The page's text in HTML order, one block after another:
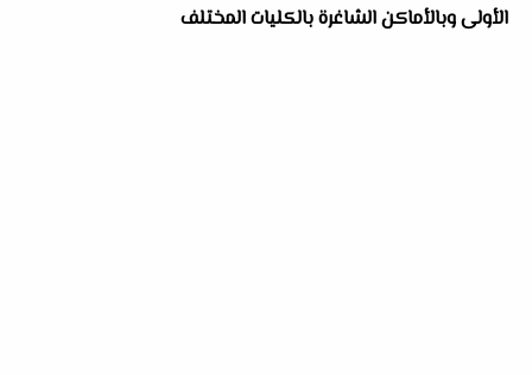
الأولى وبالأماكن الشاغرة بالكليات المختلف